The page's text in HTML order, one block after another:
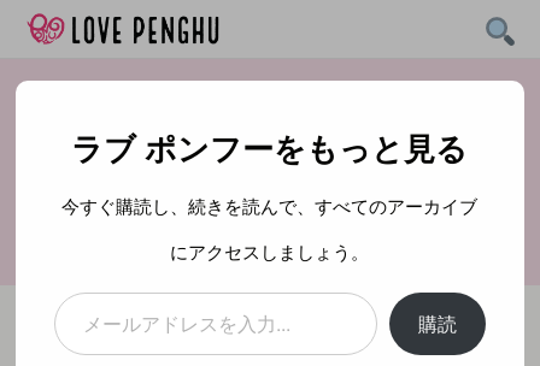
Skip
いつもちょっとだけ安
かった謎
2020年11月17日
ラブ ポンフーをもっと見る
今すぐ購読し、続きを読んで、すべてのアーカイブ
にアクセスしましょう。
メールアドレスを入力...
購読